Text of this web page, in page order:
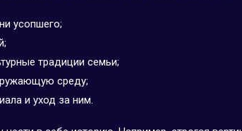
усопшего;
традиции семьи;
среду;
и уход за ним.